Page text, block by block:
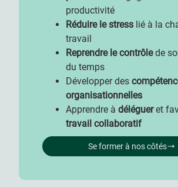
productivité
Réduire le stress lié à la
travail
Reprendre le contrôlede
du temps
Développer des
organisationnelles
Apprendre àdélégueret
travail collaboratif
Se former à nos côtés